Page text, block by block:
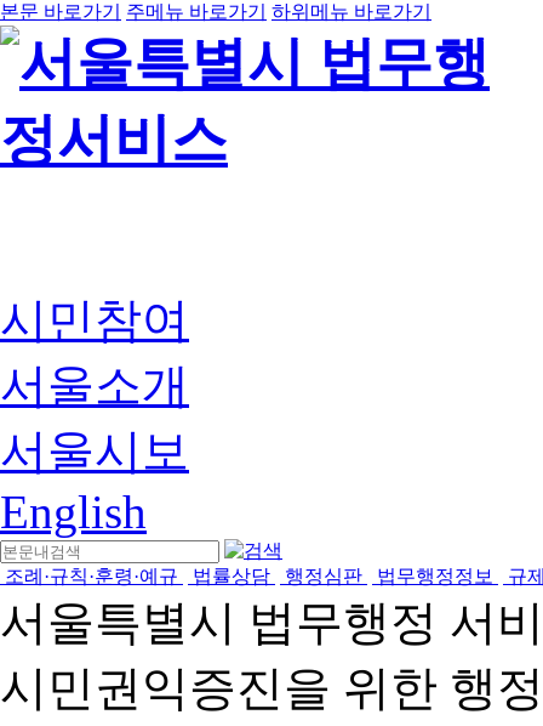
본문 바로가기 주메뉴 바로가기 하위메뉴 바로가기
시민참여
서울소개
서울시보
English
조례·규칙·훈령·예규 법률상담 행정심판 법무행정정보 규
서울특별시 법무행정 서
시민권익증진을 위한 행